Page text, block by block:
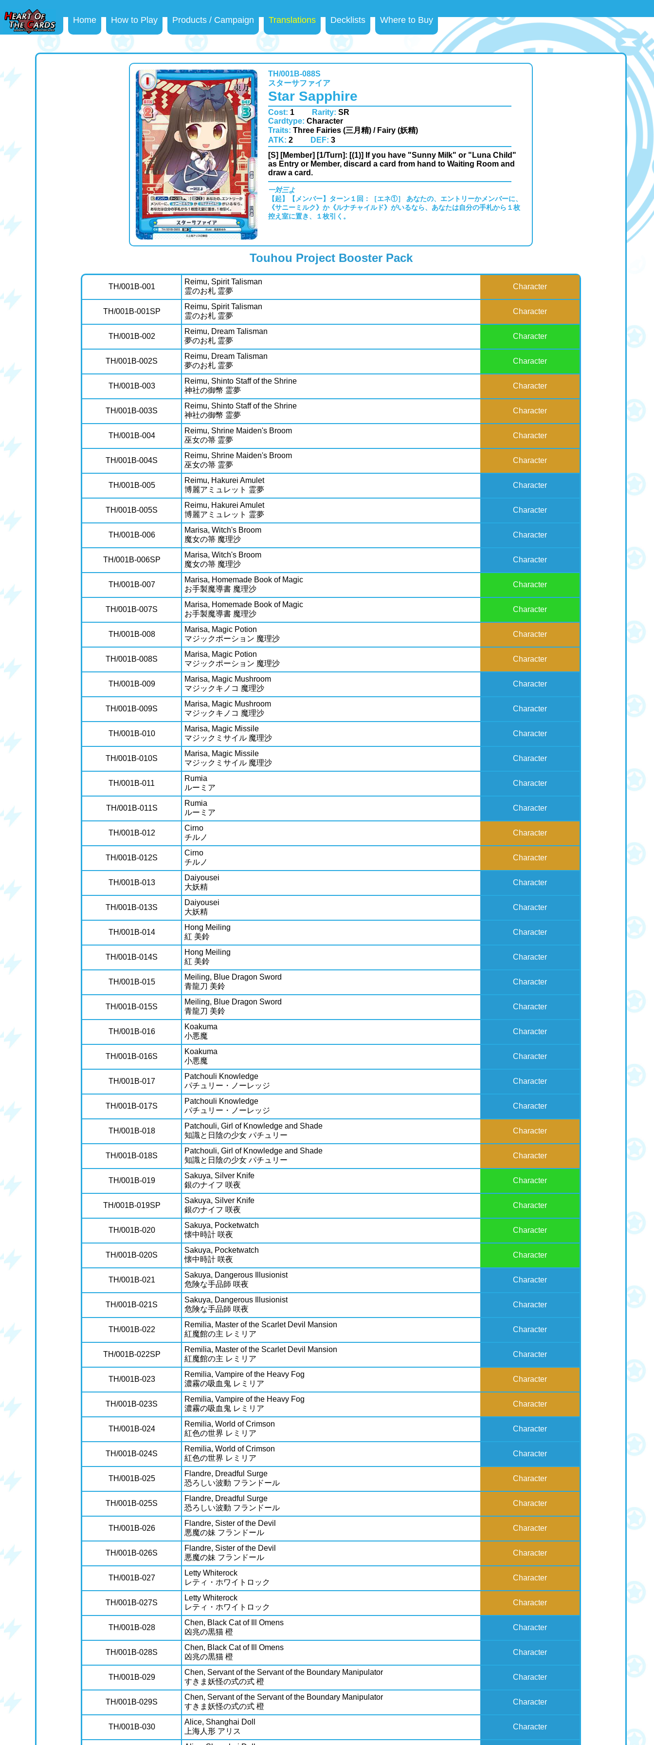
Home How to Play Products / Campaign Translations Decklists Where to Buy
TH/001B-088S
スターサファイア
Star Sapphire
Cost: 1 Rarity: SR
Cardtype: Character
Traits: Three Fairies (三月精) / Fairy (妖精)
ATK: 2 DEF: 3
[S] [Member] [1/Turn]: [(1)] If you have "Sunny Milk" or "Luna Child"
as Entry or Member, discard a card from hand to Waiting Room and
draw a card.
一対三よ
【起】【メンバー】ターン１回：［エネ①］ あなたの、エントリーかメンバーに、
《サニーミルク》か《ルナチャイルド》がいるなら、あなたは自分の手札から１枚
控え室に置き、１枚引く。
Touhou Project Booster Pack
TH/001B-001
Reimu, Spirit Talisman
霊のお札 霊夢
Character
TH/001B-001SP
Reimu, Spirit Talisman
霊のお札 霊夢
Character
TH/001B-002
Reimu, Dream Talisman
夢のお札 霊夢
Character
TH/001B-002S
Reimu, Dream Talisman
夢のお札 霊夢
Character
TH/001B-003
Reimu, Shinto Staff of the Shrine
神社の御幣 霊夢
Character
TH/001B-003S
Reimu, Shinto Staff of the Shrine
神社の御幣 霊夢
Character
TH/001B-004
Reimu, Shrine Maiden's Broom
巫女の箒 霊夢
Character
TH/001B-004S
Reimu, Shrine Maiden's Broom
巫女の箒 霊夢
Character
TH/001B-005
Reimu, Hakurei Amulet
博麗アミュレット 霊夢
Character
TH/001B-005S
Reimu, Hakurei Amulet
博麗アミュレット 霊夢
Character
TH/001B-006
Marisa, Witch's Broom
魔女の箒 魔理沙
Character
TH/001B-006SP
Marisa, Witch's Broom
魔女の箒 魔理沙
Character
TH/001B-007
Marisa, Homemade Book of Magic
お手製魔導書 魔理沙
Character
TH/001B-007S
Marisa, Homemade Book of Magic
お手製魔導書 魔理沙
Character
TH/001B-008
Marisa, Magic Potion
マジックポーション 魔理沙
Character
TH/001B-008S
Marisa, Magic Potion
マジックポーション 魔理沙
Character
TH/001B-009
Marisa, Magic Mushroom
マジックキノコ 魔理沙
Character
TH/001B-009S
Marisa, Magic Mushroom
マジックキノコ 魔理沙
Character
TH/001B-010
Marisa, Magic Missile
マジックミサイル 魔理沙
Character
TH/001B-010S
Marisa, Magic Missile
マジックミサイル 魔理沙
Character
TH/001B-011
Rumia
ルーミア
Character
TH/001B-011S
Rumia
ルーミア
Character
TH/001B-012
Cirno
チルノ
Character
TH/001B-012S
Cirno
チルノ
Character
TH/001B-013
Daiyousei
大妖精
Character
TH/001B-013S
Daiyousei
大妖精
Character
TH/001B-014
Hong Meiling
紅 美鈴
Character
TH/001B-014S
Hong Meiling
紅 美鈴
Character
TH/001B-015
Meiling, Blue Dragon Sword
青龍刀 美鈴
Character
TH/001B-015S
Meiling, Blue Dragon Sword
青龍刀 美鈴
Character
TH/001B-016
Koakuma
小悪魔
Character
TH/001B-016S
Koakuma
小悪魔
Character
TH/001B-017
Patchouli Knowledge
パチュリー・ノーレッジ
Character
TH/001B-017S
Patchouli Knowledge
パチュリー・ノーレッジ
Character
TH/001B-018
Patchouli, Girl of Knowledge and Shade
知識と日陰の少女 パチュリー
Character
TH/001B-018S
Patchouli, Girl of Knowledge and Shade
知識と日陰の少女 パチュリー
Character
TH/001B-019
Sakuya, Silver Knife
銀のナイフ 咲夜
Character
TH/001B-019SP
Sakuya, Silver Knife
銀のナイフ 咲夜
Character
TH/001B-020
Sakuya, Pocketwatch
懐中時計 咲夜
Character
TH/001B-020S
Sakuya, Pocketwatch
懐中時計 咲夜
Character
TH/001B-021
Sakuya, Dangerous Illusionist
危険な手品師 咲夜
Character
TH/001B-021S
Sakuya, Dangerous Illusionist
危険な手品師 咲夜
Character
TH/001B-022
Remilia, Master of the Scarlet Devil Mansion
紅魔館の主 レミリア
Character
TH/001B-022SP
Remilia, Master of the Scarlet Devil Mansion
紅魔館の主 レミリア
Character
TH/001B-023
Remilia, Vampire of the Heavy Fog
濃霧の吸血鬼 レミリア
Character
TH/001B-023S
Remilia, Vampire of the Heavy Fog
濃霧の吸血鬼 レミリア
Character
TH/001B-024
Remilia, World of Crimson
紅色の世界 レミリア
Character
TH/001B-024S
Remilia, World of Crimson
紅色の世界 レミリア
Character
TH/001B-025
Flandre, Dreadful Surge
恐ろしい波動 フランドール
Character
TH/001B-025S
Flandre, Dreadful Surge
恐ろしい波動 フランドール
Character
TH/001B-026
Flandre, Sister of the Devil
悪魔の妹 フランドール
Character
TH/001B-026S
Flandre, Sister of the Devil
悪魔の妹 フランドール
Character
TH/001B-027
Letty Whiterock
レティ・ホワイトロック
Character
TH/001B-027S
Letty Whiterock
レティ・ホワイトロック
Character
TH/001B-028
Chen, Black Cat of Ill Omens
凶兆の黒猫 橙
Character
TH/001B-028S
Chen, Black Cat of Ill Omens
凶兆の黒猫 橙
Character
TH/001B-029
Chen, Servant of the Servant of the Boundary Manipulator
すきま妖怪の式の式 橙
Character
TH/001B-029S
Chen, Servant of the Servant of the Boundary Manipulator
すきま妖怪の式の式 橙
Character
TH/001B-030
Alice, Shanghai Doll
上海人形 アリス
Character